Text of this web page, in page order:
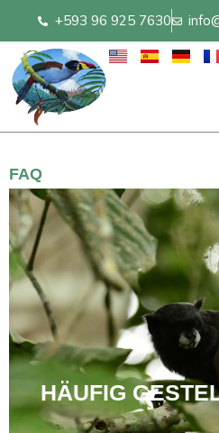
content
+593 96 925 7630
FAQ
HÄUFIG